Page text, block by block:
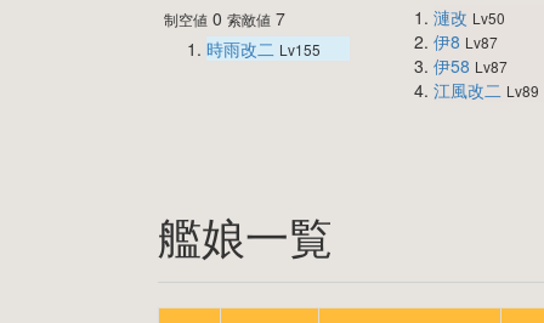
制空値 0 索敵値 7
時雨改二 Lv155
漣改 Lv50
伊8 Lv87
伊58 Lv87
江風改二 Lv89
艦娘一覧